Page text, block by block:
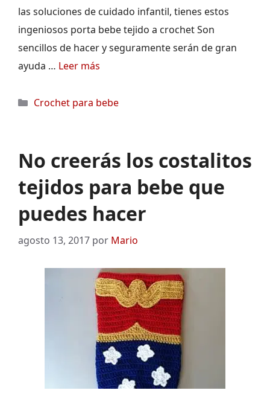
las soluciones de cuidado infantil, tienes estos
ingeniosos porta bebe tejido a crochet Son
sencillos de hacer y seguramente serán de gran
ayuda … Leer más
Categorías
Crochet para bebe
No creerás los costalitos
tejidos para bebe que
puedes hacer
agosto 13, 2017 por Mario